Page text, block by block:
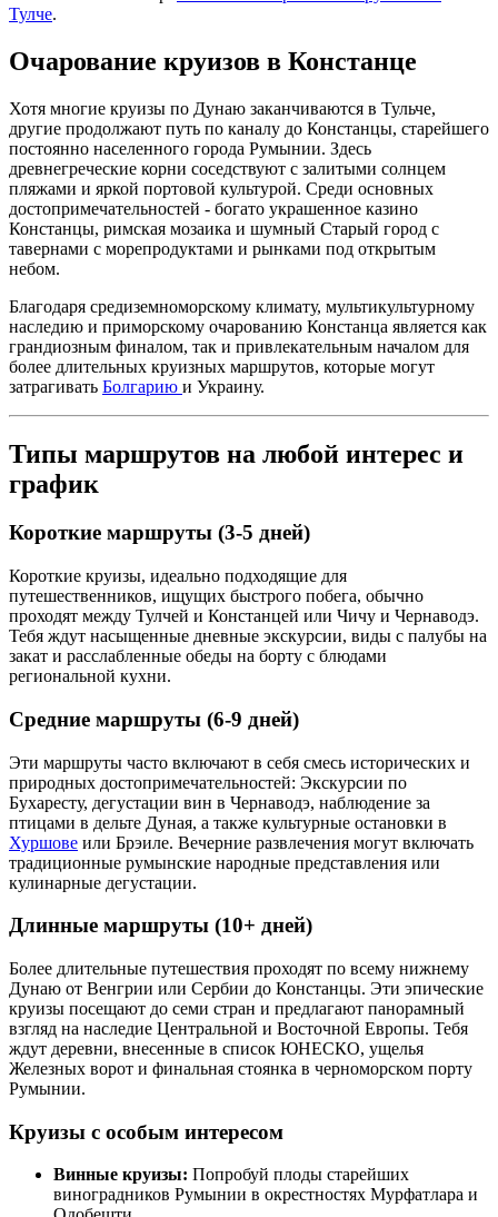
Тулче.
Очарование круизов в Констанце
Хотя многие круизы по Дунаю заканчиваются в Тульче,
другие продолжают путь по каналу до Констанцы, старейшего
постоянно населенного города Румынии. Здесь
древнегреческие корни соседствуют с залитыми солнцем
пляжами и яркой портовой культурой. Среди основных
достопримечательностей - богато украшенное казино
Констанцы, римская мозаика и шумный Старый город с
тавернами с морепродуктами и рынками под открытым
небом.
Благодаря средиземноморскому климату, мультикультурному
наследию и приморскому очарованию Констанца является как
грандиозным финалом, так и привлекательным началом для
более длительных круизных маршрутов, которые могут
затрагивать Болгарию и Украину.
Типы маршрутов на любой интерес и
график
Короткие маршруты (3-5 дней)
Короткие круизы, идеально подходящие для
путешественников, ищущих быстрого побега, обычно
проходят между Тулчей и Констанцей или Чичу и Чернаводэ.
Тебя ждут насыщенные дневные экскурсии, виды с палубы на
закат и расслабленные обеды на борту с блюдами
региональной кухни.
Средние маршруты (6-9 дней)
Эти маршруты часто включают в себя смесь исторических и
природных достопримечательностей: Экскурсии по
Бухаресту, дегустации вин в Чернаводэ, наблюдение за
птицами в дельте Дуная, а также культурные остановки в
Хуршове или Брэиле. Вечерние развлечения могут включать
традиционные румынские народные представления или
кулинарные дегустации.
Длинные маршруты (10+ дней)
Более длительные путешествия проходят по всему нижнему
Дунаю от Венгрии или Сербии до Констанцы. Эти эпические
круизы посещают до семи стран и предлагают панорамный
взгляд на наследие Центральной и Восточной Европы. Тебя
ждут деревни, внесенные в список ЮНЕСКО, ущелья
Железных ворот и финальная стоянка в черноморском порту
Румынии.
Круизы с особым интересом
Винные круизы: Попробуй плоды старейших
виноградников Румынии в окрестностях Мурфатлара и